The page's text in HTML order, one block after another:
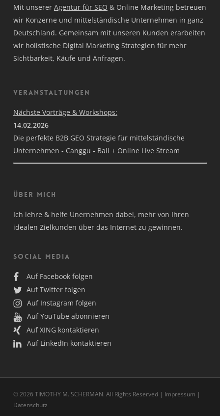
Mit unserer Agentur für SEO & Online Marketing betreuen
wir Konzerne und mittelständische Unternehmen in ganz
Deutschland. Gemeinsam mit unseren Kunden erarbeiten
wir holistische Digital Marketing Strategien für mehr
Sichtbarkeit, Käufe und Anfragen.
Veranstaltungen
Nächste Vorträge & Workshops:
14.02.2026
Die perfekte B2B GEO Strategie für mittelständische
Unternehmen - Canggu - Bali + Online Live Stream
Über mich
Ich lehre & helfe Unernehmen dabei, mehr von Ihren
idealen Zielkunden über das Internet zu gewinnen.
Social Media
Auf Facebook folgen
Auf Twitter folgen
Auf Instagram folgen
Auf YouTube abonnieren
Auf XING kontaktieren
Auf LinkedIn kontaktieren
© 2026 TIMOTHY M. SCHERMAN. All Rights Reserved | Impressum |
Datenschutz